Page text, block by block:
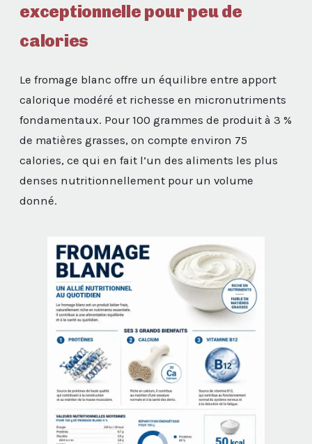
exceptionnelle pour peu de
calories
Le fromage blanc offre un équilibre entre apport
calorique modéré et richesse en micronutriments
fondamentaux. Pour 100 grammes de produit à 3 %
de matières grasses, on compte environ 75
calories, ce qui en fait l’un des aliments les plus
denses nutritionnellement pour un volume
donné.